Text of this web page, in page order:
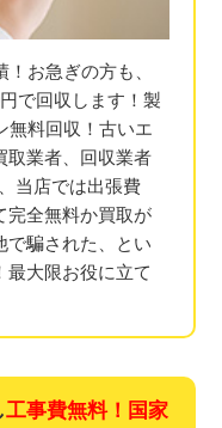
お急ぎの方も、
で回収します！製
無料回収！古いエ
取業者、回収業者
当店では出張費
完全無料か買取が
で騙された、とい
最大限お役に立て
工事費無料！ 国家